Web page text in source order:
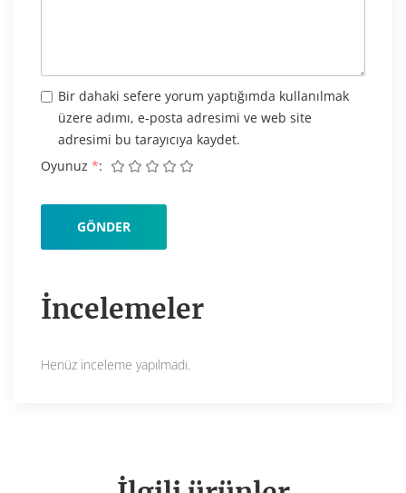
İncelemeler
Henüz inceleme yapılmadı.
Oyunuz *
Bir dahaki sefere yorum yaptığımda kullanılmak
üzere adımı, e-posta adresimi ve web site
adresimi bu tarayıcıya kaydet.